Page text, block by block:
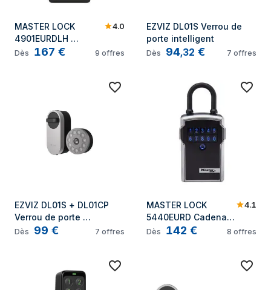
MASTER LOCK
4901EURDLH
Cadenas intelligent
4.0
Dès 167 € 9 offres
EZVIZ DL01S Verrou de
porte intelligent
Dès 94,32 € 7 offres
EZVIZ DL01S + DL01CP
Verrou de porte
intelligent
Dès 99 € 7 offres
MASTER LOCK
5440EURD Cadenas
intelligent
4.1
Dès 142 € 8 offres